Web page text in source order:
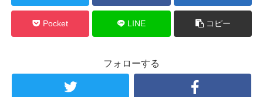
Pocket LINE コピー
フォローする